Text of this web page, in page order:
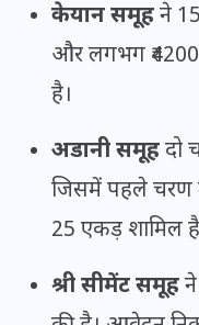
केयान समूहने
और लगभग ₹4200
है।
अडानी समूहदो
जिसमें पहले
25 एकड़ शामिल
श्री सीमेंट समूह